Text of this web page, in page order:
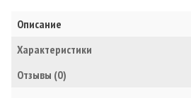
Описание
Характеристики
Отзывы (0)